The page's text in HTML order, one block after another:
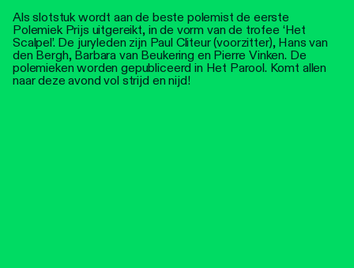
Als slotstuk wordt aan de beste polemist de eerste
Polemiek Prijs uitgereikt, in de vorm van de trofee ‘Het
Scalpel’. De juryleden zijn Paul Cliteur (voorzitter), Hans van
den Bergh, Barbara van Beukering en Pierre Vinken. De
polemieken worden gepubliceerd in Het Parool. Komt allen
naar deze avond vol strijd en nijd!